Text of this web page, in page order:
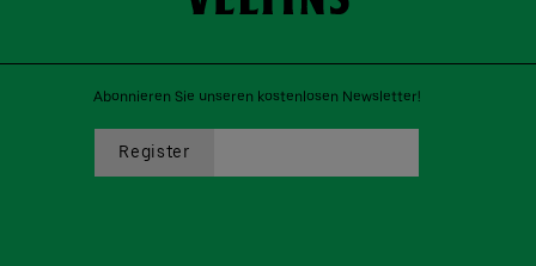
Abonnieren Sie unseren kostenlosen Newsletter!